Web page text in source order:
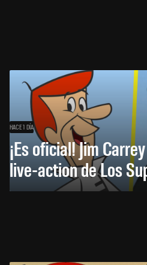
HACE 1 DÍA
¡Es oficial! Jim
live-action de Los